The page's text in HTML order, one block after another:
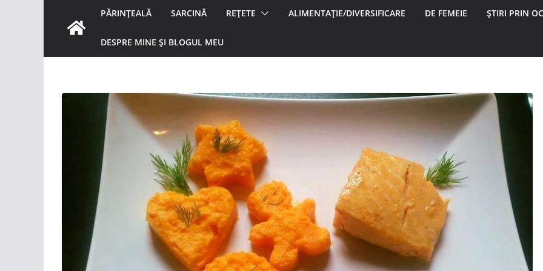
PĂRINȚEALĂ SARCINĂ REȚETE ALIMENTAȚIE/DIVERSIFICARE DE FEMEIE ȘTIRI PRIN
DESPRE MINE ȘI BLOGUL MEU